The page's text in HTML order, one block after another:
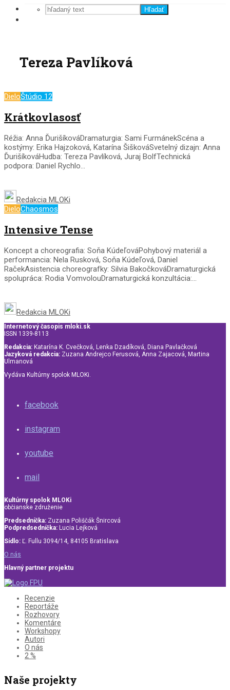
Hľadať
Tereza Pavlíková
DieloŠtúdio 12
Krátkovlasosť
Réžia: Anna ĎurišíkováDramaturgia: Sami FurmánekScéna a
kostýmy: Erika Hajzoková, Katarína ŠiškováSvetelný dizajn: Anna
ĎurišíkováHudba: Tereza Pavlíková, Juraj BolfTechnická
podpora: Daniel Rychlo...
Redakcia MLOKi
DieloChaosmos
Intensive Tense
Koncept a choreografia: Soňa KúdeľováPohybový materiál a
performancia: Nela Rusková, Soňa Kúdeľová, Daniel
RačekAsistencia choreografky: Silvia BakočkováDramaturgická
spolupráca: Rodia VomvolouDramaturgická konzultácia:...
Redakcia MLOKi
Internetový časopis mloki.sk
ISSN 1339-8113
Redakcia: Katarína K. Cvečková, Lenka Dzadíková, Diana Pavlačková
Jazyková redakcia: Zuzana Andrejco Ferusová, Anna Zajacová, Martina
Ulmanová
Vydáva Kultúrny spolok MLOKi.
facebook
instagram
youtube
mail
Kultúrny spolok MLOKi
občianske združenie
Predsedníčka: Zuzana Poliščák Šnircová
Podpredsedníčka: Lucia Lejková
Sídlo: Ľ. Fullu 3094/14, 84105 Bratislava
O nás
Hlavný partner projektu
Recenzie
Reportáže
Rozhovory
Komentáre
Workshopy
Autori
O nás
2 %
Naše projekty